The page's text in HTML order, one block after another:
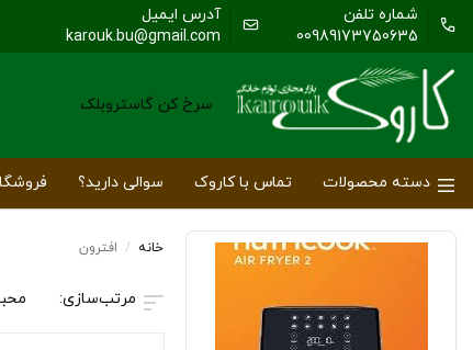
شماره تلفن
00989173750635
آدرس ایمیل
karouk.bu@gmail.com
سرخ کن گاستروبلک
دسته محصولات تماس با کاروک سوالی دارید؟
خانه / افترون